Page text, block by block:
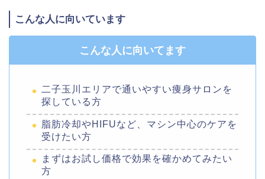
こんな人に向いています
こんな人に向いてます
二子玉川エリアで通いやすい痩身サロンを
探している方
脂肪冷却やHIFUなど、マシン中心のケアを
受けたい方
まずはお試し価格で効果を確かめてみたい
方